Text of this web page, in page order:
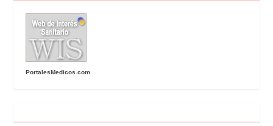
PortalesMedicos.com